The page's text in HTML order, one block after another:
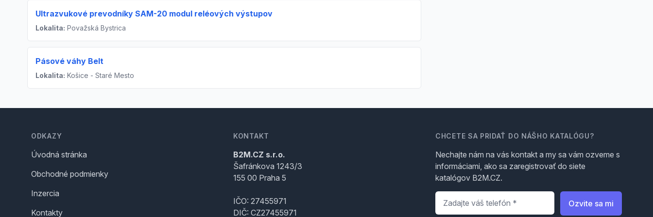
Ultrazvukové prevodníky SAM-20 modul reléových výstupov
Lokalita: Považská Bystrica
Pásové váhy Belt
Lokalita: Košice - Staré Mesto
ODKAZY
Úvodná stránka
Obchodné podmienky
Inzercia
Kontakty
KONTAKT
B2M.CZ s.r.o.
Šafránkova 1243/3
155 00 Praha 5
IČO: 27455971
DIČ: CZ27455971
CHCETE SA PRIDAŤ DO NÁŠHO KATALÓGU?
Nechajte nám na vás kontakt a my sa vám ozveme s
informáciami, ako sa zaregistrovať do siete
katalógov B2M.CZ.
Telefón
Ozvite sa mi